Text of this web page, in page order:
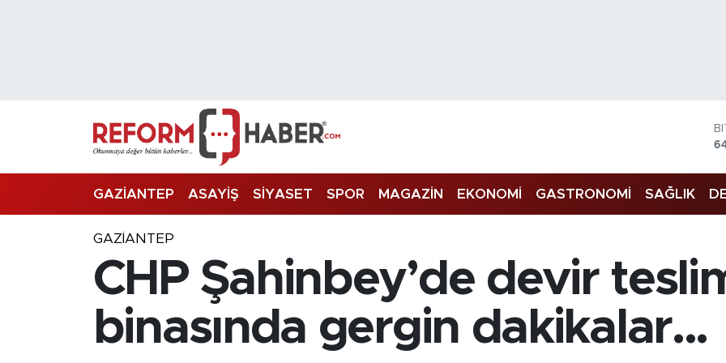
GAZİANTEP ASAYİŞ SİYASET SPOR MAGAZİN EKONOMİ GASTRONOMİ SAĞLIK
GAZIANTEP
CHP Şahinbey’de devir
binasında gergin dakikalar...
Trafik Durumu
Süper Lig Puan Durumu ve Fikstür
Son Dakika Haberleri
Haber Arşivi